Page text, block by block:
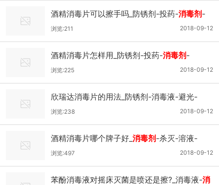
酒精消毒片可以擦手吗_防锈剂-投药-消毒剂 -
2018-09-12
浏览:211
酒精消毒片怎样用_防锈剂-投药-消毒剂 -
2018-09-12
浏览:225
欣瑞达消毒片的用法_防锈剂-消毒液-避光-
2018-09-12
浏览:238
酒精消毒片哪个牌子好_ 消毒剂 -杀灭-溶液-
2018-09-12
浏览:497
苯酚消毒液对摇床灭菌是喷还是擦?_消毒液-消